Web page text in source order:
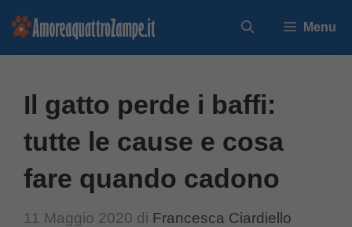
Vai
Menu
Il gatto perde i baffi:
tutte le cause e cosa
fare quando cadono
11 Maggio 2020 di Francesca Ciardiello